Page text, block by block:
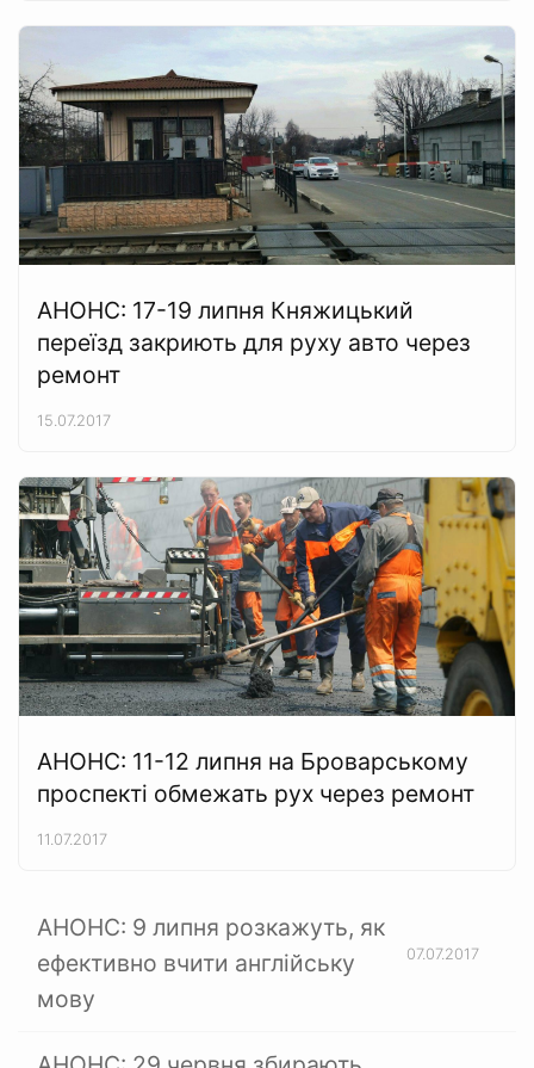
АНОНС: 17-19 липня Княжицький
переїзд закриють для руху авто через
ремонт
15.07.2017
АНОНС: 11-12 липня на Броварському
проспекті обмежать рух через ремонт
11.07.2017
АНОНС: 9 липня розкажуть, як
ефективно вчити англійську
мову
07.07.2017